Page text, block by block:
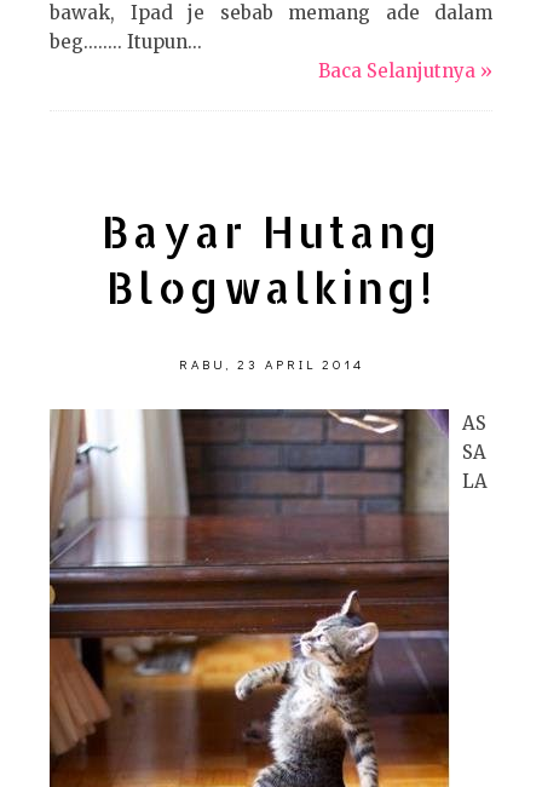
bawak, Ipad je sebab memang ade dalam
beg........ Itupun...
Baca Selanjutnya »
Bayar Hutang
Blogwalking!
RABU, 23 APRIL 2014
AS
SA
LA